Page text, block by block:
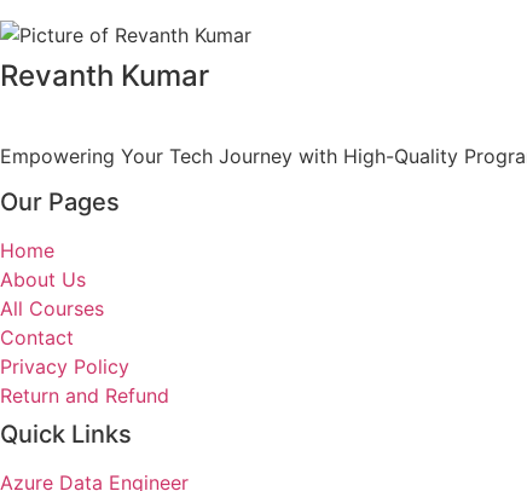
Revanth Kumar
Empowering Your Tech Journey with High-Quality
Our Pages
Home
About Us
All Courses
Contact
Privacy Policy
Return and Refund
Quick Links
Azure Data Engineer